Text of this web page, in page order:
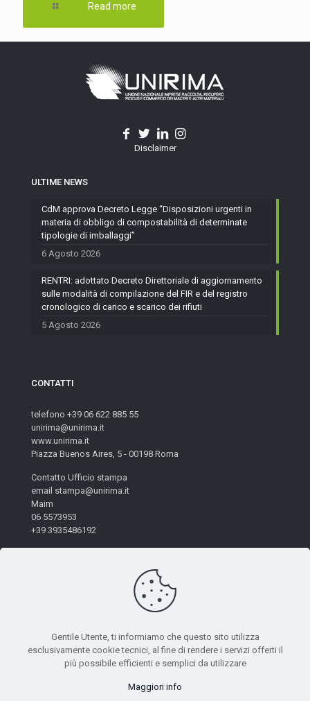
Read more
Disclaimer
ULTIME NEWS
CdM approva Decreto Legge “Disposizioni urgenti in
materia di obbligo di compostabilità di determinate
tipologie di imballaggi”
6 Agosto 2026
RENTRI: adottato Decreto Direttoriale di aggiornamento
sulle modalità di compilazione del FIR e del registro
cronologico di carico e scarico dei rifiuti
5 Agosto 2026
CONTATTI
telefono +39 06 622 885 55
unirima@unirima.it
www.unirima.it
Piazza Buenos Aires, 5 - 00198 Roma
Contatto Ufficio stampa
email stampa@unirima.it
Maim
06 5573953
+39 3935486192
© 2026 Unirima. All Rights Reserved. - Codice Fiscale:
Privacy Policy
Gentile Utente, ti informiamo che questo sito utilizza
esclusivamente cookie tecnici, al fine di rendere i servizi offerti il
più possibile efficienti e semplici da utilizzare
Maggiori info